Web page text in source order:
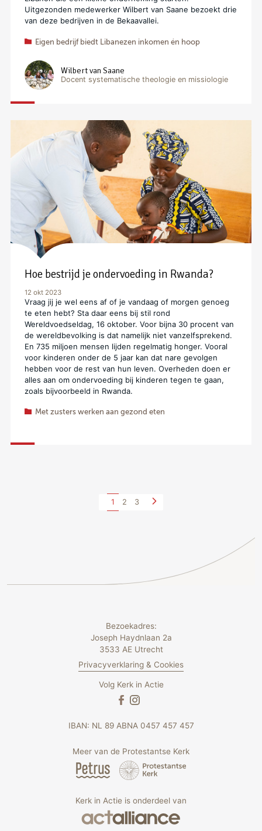
Uitgezonden medewerker Wilbert van Saane bezoekt drie
van deze bedrijven in de Bekaavallei.
Eigen bedrijf biedt Libanezen inkomen én hoop
Wilbert van Saane
Docent systematische theologie en missiologie
Hoe bestrijd je ondervoeding in Rwanda?
12 okt 2023
Vraag jij je wel eens af of je vandaag of morgen genoeg
te eten hebt? Sta daar eens bij stil rond
Wereldvoedseldag, 16 oktober. Voor bijna 30 procent van
de wereldbevolking is dat namelijk niet vanzelfsprekend.
En 735 miljoen mensen lijden regelmatig honger. Vooral
voor kinderen onder de 5 jaar kan dat nare gevolgen
hebben voor de rest van hun leven. Overheden doen er
alles aan om ondervoeding bij kinderen tegen te gaan,
zoals bijvoorbeeld in Rwanda.
Met zusters werken aan gezond eten
1 2 3
Bezoekadres:
Joseph Haydnlaan 2a
3533 AE Utrecht
Privacyverklaring & Cookies
Volg Kerk in Actie
IBAN: NL 89 ABNA 0457 457 457
Meer van de Protestantse Kerk
Kerk in Actie is onderdeel van